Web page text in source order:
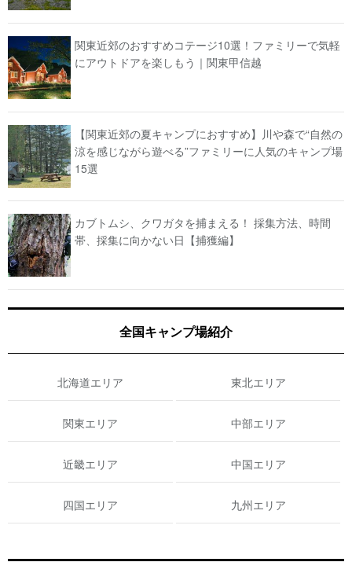
関東近郊のおすすめコテージ10選！ファミリーで気軽
にアウトドアを楽しもう｜関東甲信越
【関東近郊の夏キャンプにおすすめ】川や森で“自然の
涼を感じながら遊べる”ファミリーに人気のキャンプ場
15選
カブトムシ、クワガタを捕まえる！ 採集方法、時間
帯、採集に向かない日【捕獲編】
全国キャンプ場紹介
北海道エリア 東北エリア
関東エリア 中部エリア
近畿エリア 中国エリア
四国エリア 九州エリア